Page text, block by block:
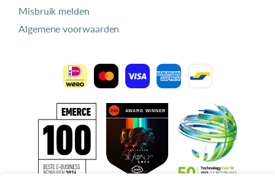
Misbruik melden
Algemene voorwaarden